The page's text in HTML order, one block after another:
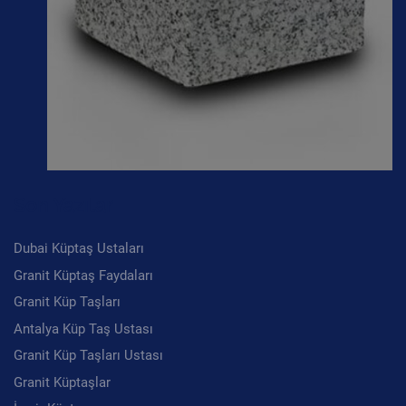
Dubai Küptaş Ustaları
Granit Küptaş Faydaları
Granit Küp Taşları
Antalya Küp Taş Ustası
Granit Küp Taşları Ustası
Granit Küptaşlar